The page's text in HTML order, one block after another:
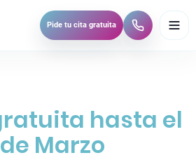
Pide tu cita gratuita
A
b
n
hasta el
de Marzo